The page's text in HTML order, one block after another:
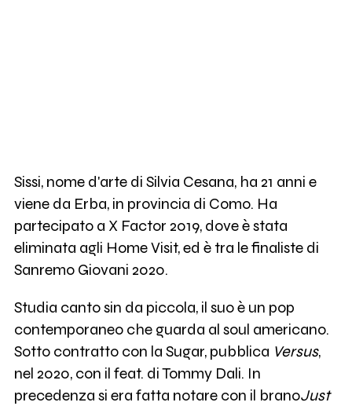
Sissi, nome d'arte di Silvia Cesana, ha 21 anni e
viene da Erba, in provincia di Como. Ha
partecipato a X Factor 2019, dove è stata
eliminata agli Home Visit, ed è tra le finaliste di
Sanremo Giovani 2020.
Studia canto sin da piccola, il suo è un pop
contemporaneo che guarda al soul americano.
Sotto contratto con la Sugar, pubblica Versus,
nel 2020, con il feat. di Tommy Dali. In
precedenza si era fatta notare con il branoJust